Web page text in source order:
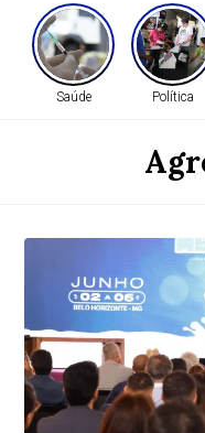
Saúde Política